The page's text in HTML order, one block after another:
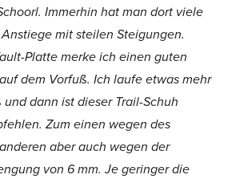
Immerhin hat man dort viele
mit steilen Steigungen.
Platte merke ich einen guten
dem Vorfuß. Ich laufe etwas mehr
dann ist dieser Trail-Schuh
Zum einen wegen des
aber auch wegen der
von 6 mm. Je geringer die